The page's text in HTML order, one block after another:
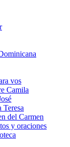
vos
Camila
Teresa
del Carmen
y oraciones